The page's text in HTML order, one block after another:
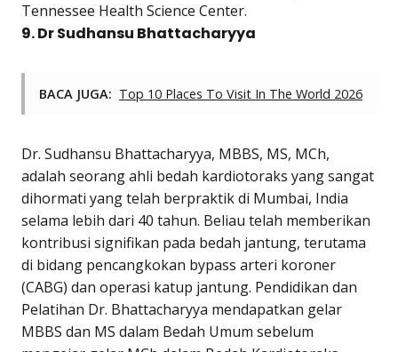
Tennessee Health Science Center.
9. Dr Sudhansu Bhattacharyya
BACA JUGA: Top 10 Places To Visit In The World 2026
Dr. Sudhansu Bhattacharyya, MBBS, MS, MCh,
adalah seorang ahli bedah kardiotoraks yang sangat
dihormati yang telah berpraktik di Mumbai, India
selama lebih dari 40 tahun. Beliau telah memberikan
kontribusi signifikan pada bedah jantung, terutama
di bidang pencangkokan bypass arteri koroner
(CABG) dan operasi katup jantung. Pendidikan dan
Pelatihan Dr. Bhattacharyya mendapatkan gelar
MBBS dan MS dalam Bedah Umum sebelum